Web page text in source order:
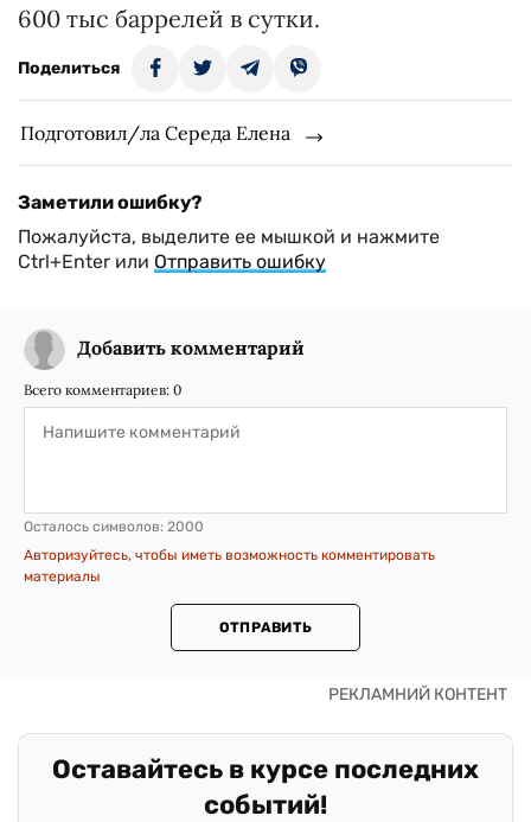
600 тыс баррелей в сутки.
Поделиться
Подготовил/ла Середа Елена
Заметили ошибку?
Пожалуйста, выделите ее мышкой и нажмите
Ctrl+Enter или Отправить ошибку
Добавить комментарий
Всего комментариев: 0
Осталось символов: 2000
Авторизуйтесь, чтобы иметь возможность комментировать
материалы
ОТПРАВИТЬ
Оставайтесь в курсе последних
событий!